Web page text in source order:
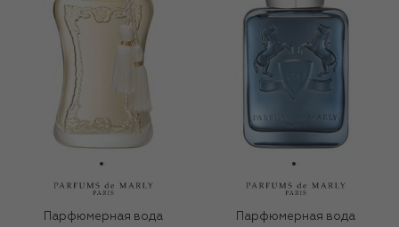
Парфюмерная вода
Парфюмерная вода